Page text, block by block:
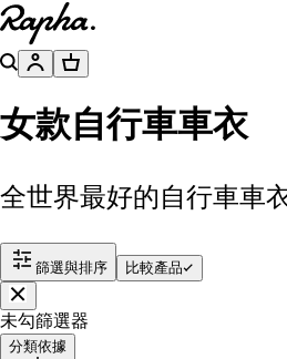
前往官網主頁
搜尋帳號 購物籃
女款自行車車衣
全世界最好的自行車車
篩選與排序
比較產品
關閉
未勾篩選器
分類依據